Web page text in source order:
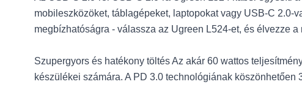
mobileszközöket, táblagépeket, laptopokat vagy USB-C
megbízhatóságra - válassza az Ugreen L524-et, és élvezze
Szupergyors és hatékony töltés Az akár 60 wattos
készülékei számára. A PD 3.0 technológiának